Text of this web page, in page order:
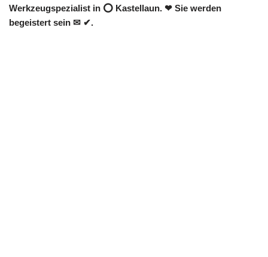
Werkzeugspezialist in ⭕ Kastellaun. ❤ Sie werden
begeistert sein ✉ ✔.